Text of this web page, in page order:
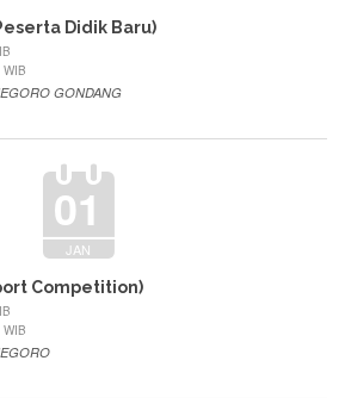
Didik Baru)
GONDANG
01
JAN
Competition)